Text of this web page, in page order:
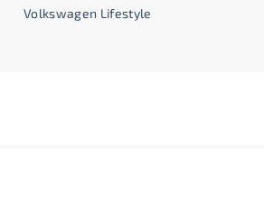
Volkswagen Lifestyle